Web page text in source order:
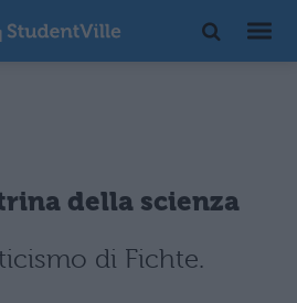
della scienza
di Fichte.